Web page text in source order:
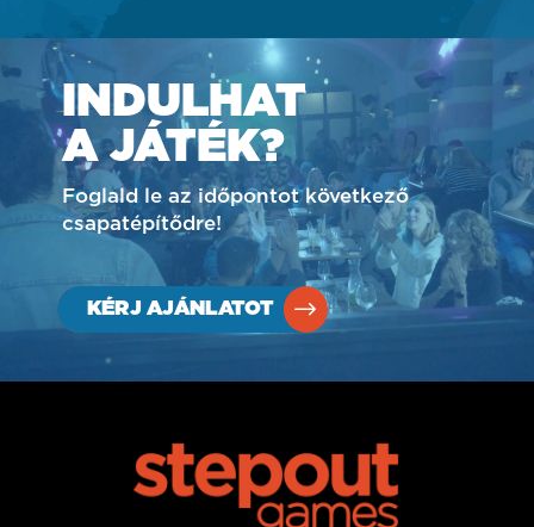
INDULHAT
A JÁTÉK?
Foglald le az időpontot következő
csapatépítődre!
KÉRJ AJÁNLATOT